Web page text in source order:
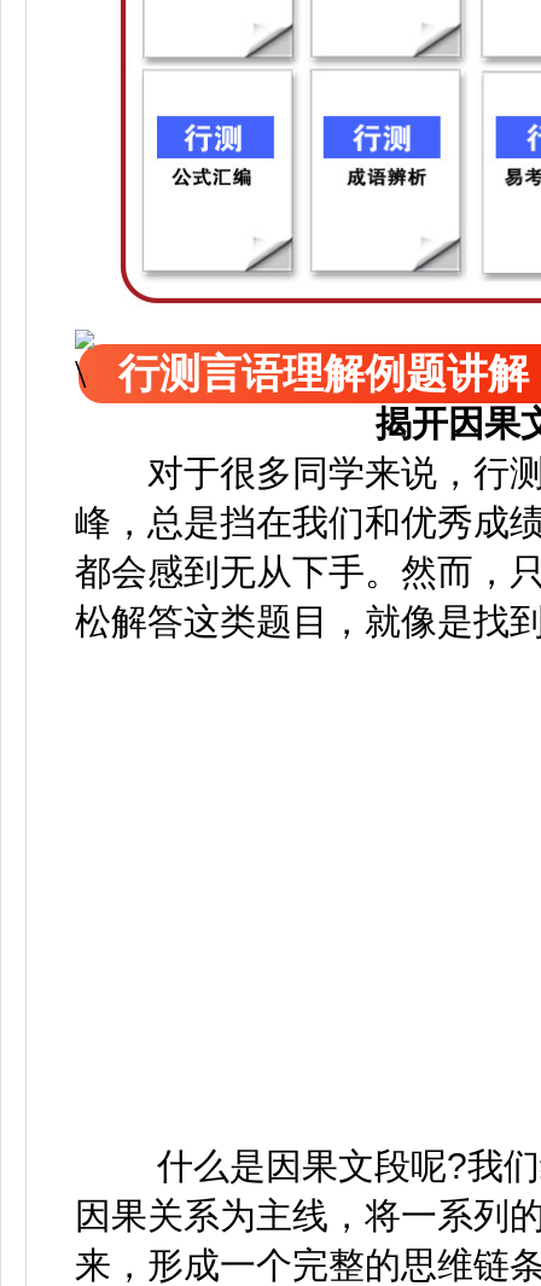
行测言语理解例题讲解
揭开因果
对于很多同学来说，行测
峰，总是挡在我们和优秀成
都会感到无从下手。然而，
松解答这类题目，就像是找
什么是因果文段呢?我们
因果关系为主线，将一系列
来，形成一个完整的思维链